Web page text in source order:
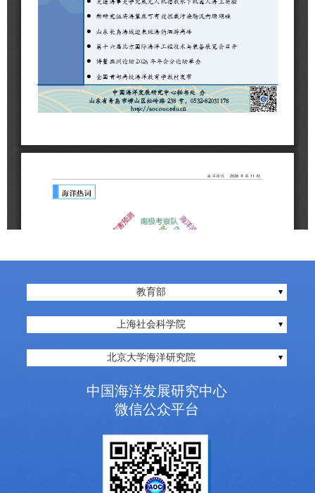
教育部
上海社会科学院
北京大学海洋研究院
中国海洋发展研究中心
微信公众平台